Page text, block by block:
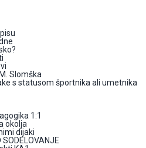
Slomška
s statusom športnika ali umetnika
1:1
okolja
dijaki
SODELOVANJE